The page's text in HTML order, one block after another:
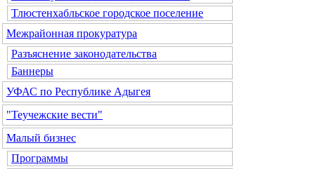
Тлюстенхабльское городское поселение
Межрайонная прокуратура
Разъяснение законодательства
Баннеры
УФАС по Республике Адыгея
"Теучежские вести"
Малый бизнес
Программы